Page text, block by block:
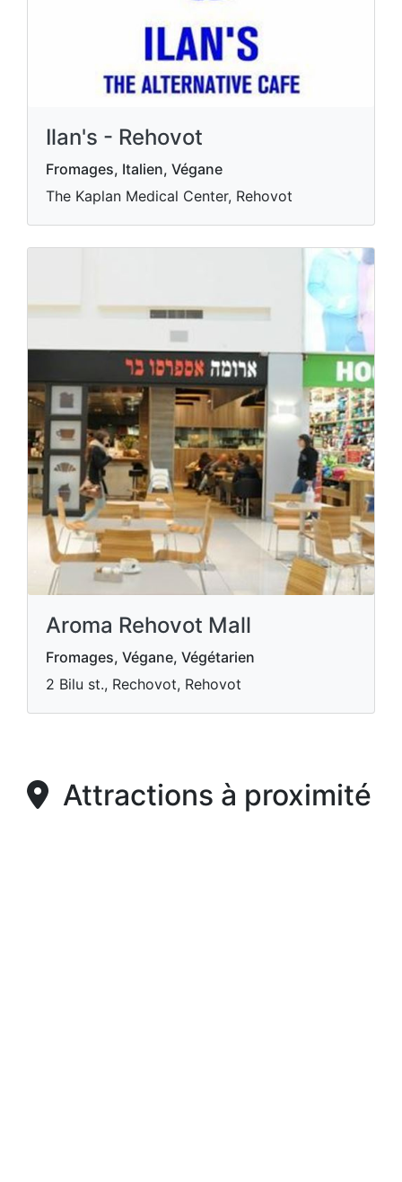
Ilan's - Rehovot
Fromages, Italien, Végane
The Kaplan Medical Center, Rehovot
Aroma Rehovot Mall
Fromages, Végane, Végétarien
2 Bilu st., Rechovot, Rehovot
Attractions à proximité